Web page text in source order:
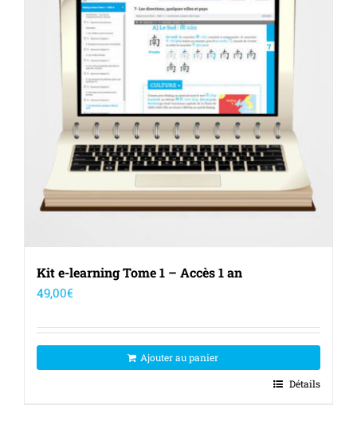
Kit e-learning Tome 1 – Accès 1 an
49,00€
Ajouter au panier
Détails